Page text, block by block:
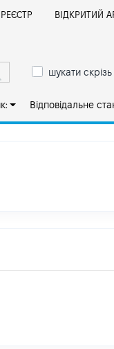
ВІДКРИТИЙ
шукати скрізь
Відповідальне